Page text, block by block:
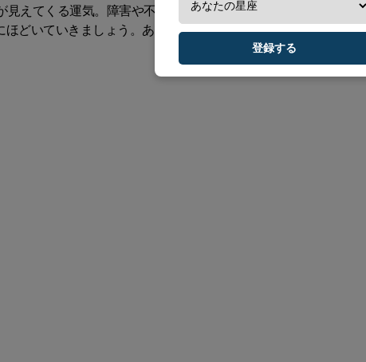
見えてくる運気。障害や不一致が出ても、正面から整えていけ
どいていきましょう。あなたの粘り強さと決断のタイミング
登録する